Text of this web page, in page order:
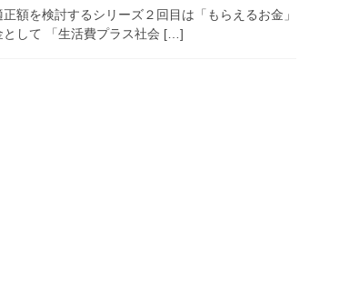
額を検討するシリーズ２回目は「もらえるお金」
して 「生活費プラス社会 […]